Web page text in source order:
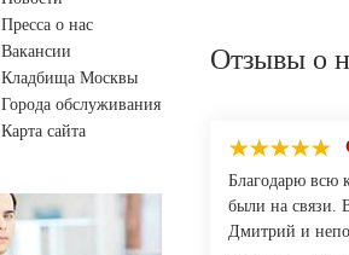
Пресса о нас
Вакансии
Кладбища Москвы
Города обслуживания
Карта сайта
Отзывы о
Благодарю всю
были на связи.
Дмитрий и